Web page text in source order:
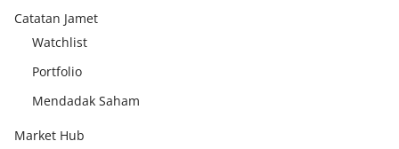
Catatan Jamet
Watchlist
Portfolio
Mendadak Saham
Market Hub